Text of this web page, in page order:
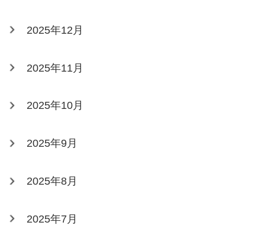
2025年12月
2025年11月
2025年10月
2025年9月
2025年8月
2025年7月